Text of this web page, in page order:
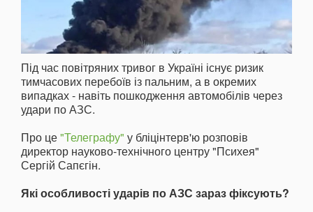
Під час повітряних тривог в Україні існує ризик
тимчасових перебоїв із пальним, а в окремих
випадках - навіть пошкодження автомобілів через
удари по АЗС.
Про це"Телеграфу" у бліцінтерв'ю розповів
директор науково-технічного центру "Психея"
Сергій Сапєгін.
Які особливості ударів по АЗС зараз фіксують?